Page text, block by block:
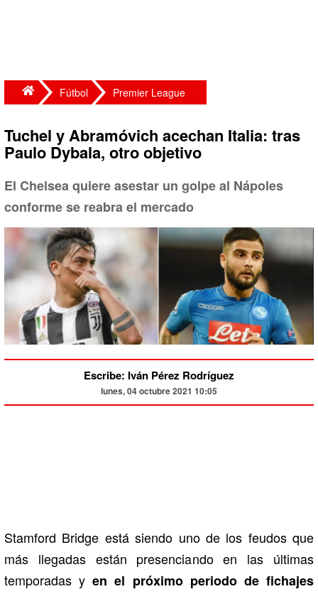
Fútbol Premier League
Tuchel y Abramóvich acechan Italia: tras
Paulo Dybala, otro objetivo
El Chelsea quiere asestar un golpe al Nápoles
conforme se reabra el mercado
Escribe: Iván Pérez Rodríguez
lunes, 04 octubre 2021 10:05
Stamford Bridge está siendo uno de los feudos que
más llegadas están presenciando en las últimas
temporadas yen el próximo periodo de fichajes